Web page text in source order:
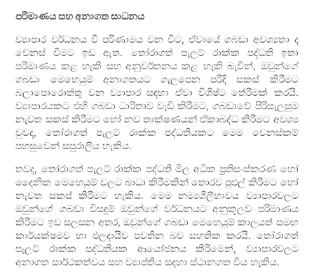
පරිමාණය සහ අනාගත සාධනය
ව්‍යාපාර වර්ධනය වී පරිණාමය වන විට, ඒවායේ ගබඩා අවශ්‍යතා ද
වෙනස් වීමට ඉඩ ඇත. තෝරාගත් පැලට් රාක්ක පද්ධති ඉතා
පරිමාණය කළ හැකි සහ අනුවර්තනය කළ හැකි බැවින්, ඔවුන්ගේ
ගබඩා මෙහෙයුම් අනාගතයට ගැලපෙන පරිදි සකස් කිරීමට
බලාපොරොත්තු වන ව්‍යාපාර සඳහා ඒවා විශිෂ්ට තේරීමක් කරයි.
ව්‍යාපාරයකට එහි ගබඩා ධාරිතාව වැඩි කිරීමට, ගබඩාවේ පිරිසැලසුම
නැවත සකස් කිරීමට හෝ නව තාක්ෂණයන් ඒකාබද්ධ කිරීමට අවශ්‍ය
වුවද, තෝරාගත් පැලට් රාක්ක පද්ධතියකට මෙම වෙනස්කම්
පහසුවෙන් සපුරාලිය හැකිය.
තවද, තෝරාගත් පැලට් රාක්ක පද්ධති මිල අධික ප්‍රතිසංස්කරණ හෝ
දෛනික මෙහෙයුම් වලට බාධා කිරීමකින් තොරව පුළුල් කිරීමට හෝ
නැවත සකස් කිරීමට හැකිය. මෙම නම්‍යශීලීභාවය ව්‍යාපාරවලට
ඔවුන්ගේ ගබඩා විසඳුම් ඔවුන්ගේ වර්ධනයට අනුකූලව පරිමාණය
කිරීමට ඉඩ සලසන අතර, ඔවුන්ගේ ගබඩා මෙහෙයුම් කාලයත් සමඟ
කාර්යක්ෂමව හා ඵලදායීව පවතින බව සහතික කරයි. තෝරාගත්
පැලට් රාක්ක පද්ධතියක ආයෝජනය කිරීමෙන්, ව්‍යාපාරවලට
අනාගත සාර්ථකත්වය සහ ව්‍යාප්තිය සඳහා ස්ථානගත විය හැකිය.